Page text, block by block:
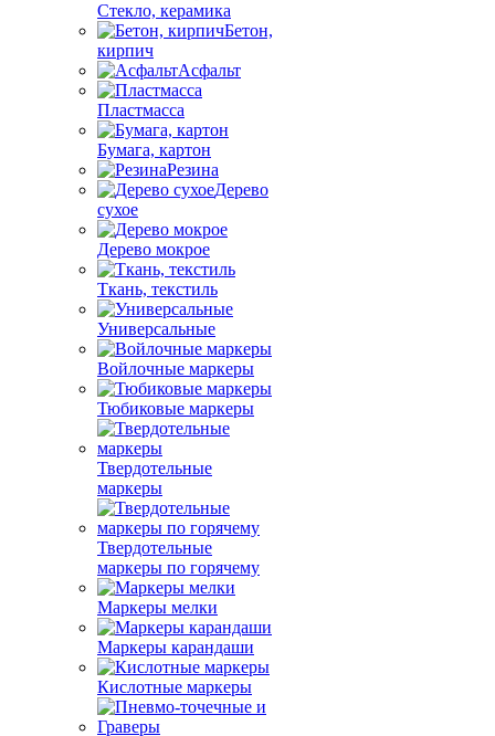
Стекло, керамика
Бетон,
кирпич
Асфальт
Пластмасса
Бумага, картон
Резина
Дерево
сухое
Дерево мокрое
Ткань, текстиль
Универсальные
Войлочные маркеры
Тюбиковые маркеры
Твердотельные
маркеры
Твердотельные
маркеры по горячему
Маркеры мелки
Маркеры карандаши
Кислотные маркеры